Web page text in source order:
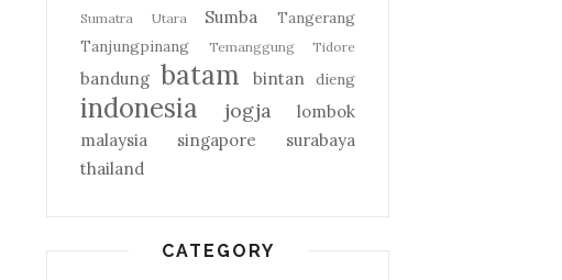
Sumatra Utara Sumba
Tangerang
Tanjungpinang
Temanggung Tidore
bandung batam bintan dieng
indonesia jogja
lombok
malaysia
singapore
surabaya
thailand
CATEGORY